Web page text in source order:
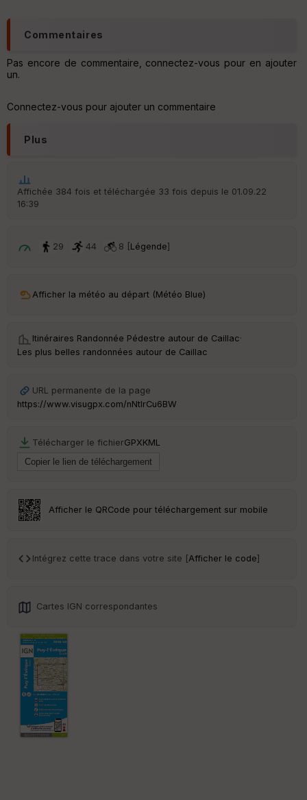
Commentaires
Pas encore de commentaire, connectez-vous pour en ajouter
un.
Connectez-vous pour ajouter un commentaire
Plus
Affichée 384 fois et téléchargée 33 fois depuis le 01.09.22
16:39
29 44 8 [Légende]
Afficher la météo au départ (Météo Blue)
Itinéraires Randonnée Pédestre autour de Caillac·
Les plus belles randonnées autour de Caillac
URL permanente de la page
https://www.visugpx.com/nNtIrCu6BW
Télécharger le fichierGPXKML
Afficher le QRCode pour téléchargement sur mobile
Intégrez cette trace dans votre site [Afficher le code]
Cartes IGN correspondantes